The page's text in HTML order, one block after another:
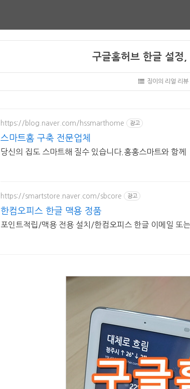
구글홈허브 한글 설정,
징이의 리얼 리뷰
https://blog.naver.com/hssmarthome 광고
스마트홈 구축 전문업체
당신의 집도 스마트해 질수 있습니다.홍홍스마트와 함께
https://smartstore.naver.com/sbcore 광고
한컴오피스 한글 맥용 정품
포인트적립/맥용 전용 설치/한컴오피스 한글 이메일 또